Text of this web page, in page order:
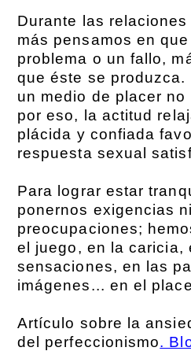
Durante las
más pensamos en
problema o un fallo,
que éste se
un medio de placer no
por eso, la actitud
plácida y confiada
respuesta sexual
Para lograr estar
ponernos exigencias
preocupaciones;
el juego, en la caricia,
sensaciones, en las
imágenes... en el
Artículo sobre la
del perfeccionismo.